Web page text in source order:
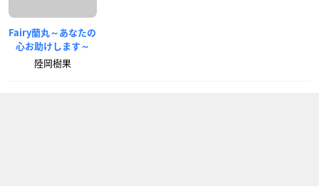
Fairy蘭丸～あなたの
心お助けします～
陸岡樹果